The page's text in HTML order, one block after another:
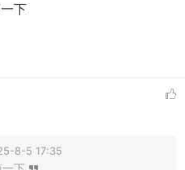
下
8-5 17:35